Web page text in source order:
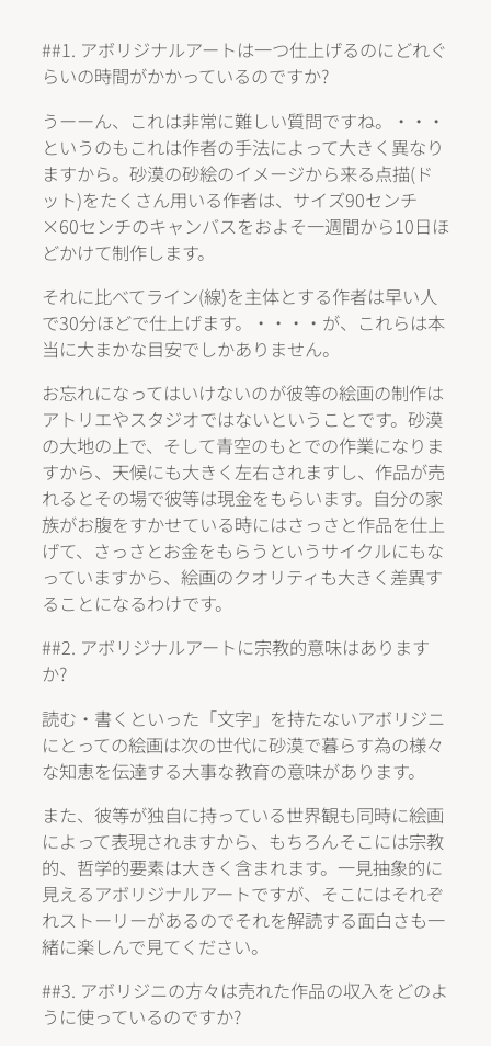
##1. アボリジナルアートは一つ仕上げるのにどれぐ
らいの時間がかかっているのですか?
うーーん、これは非常に難しい質問ですね。・・・
というのもこれは作者の手法によって大きく異なり
ますから。砂漠の砂絵のイメージから来る点描(ド
ット)をたくさん用いる作者は、サイズ90センチ
×60センチのキャンバスをおよそ一週間から10日ほ
どかけて制作します。
それに比べてライン(線)を主体とする作者は早い人
で30分ほどで仕上げます。・・・・が、これらは本
当に大まかな目安でしかありません。
お忘れになってはいけないのが彼等の絵画の制作は
アトリエやスタジオではないということです。砂漠
の大地の上で、そして青空のもとでの作業になりま
すから、天候にも大きく左右されますし、作品が売
れるとその場で彼等は現金をもらいます。自分の家
族がお腹をすかせている時にはさっさと作品を仕上
げて、さっさとお金をもらうというサイクルにもな
っていますから、絵画のクオリティも大きく差異す
ることになるわけです。
##2. アボリジナルアートに宗教的意味はあります
か?
読む・書くといった「文字」を持たないアボリジニ
にとっての絵画は次の世代に砂漠で暮らす為の様々
な知恵を伝達する大事な教育の意味があります。
また、彼等が独自に持っている世界観も同時に絵画
によって表現されますから、もちろんそこには宗教
的、哲学的要素は大きく含まれます。一見抽象的に
見えるアボリジナルアートですが、そこにはそれぞ
れストーリーがあるのでそれを解読する面白さも一
緒に楽しんで見てください。
##3. アボリジニの方々は売れた作品の収入をどのよ
うに使っているのですか?